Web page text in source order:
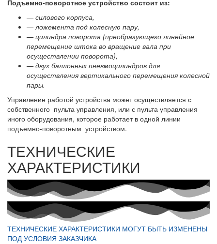
Подъемно-поворотное устройство состоит из:
— силового корпуса,
— ложемента под колесную пару,
— цилиндра поворота (преобразующего линейное
перемещение штока во вращение вала при
осуществлении поворота),
— двух баллонных пневмоцилиндров для
осуществления вертикального перемещения колесной
пары.
Управление работой устройства может осуществляется с
собственного пульта управления, или с пульта управления
иного оборудования, которое работает в одной линии
подъемно-поворотным устройством.
ТЕХНИЧЕСКИЕ
ХАРАКТЕРИСТИКИ
ТЕХНИЧЕСКИЕ ХАРАКТЕРИСТИКИ МОГУТ БЫТЬ ИЗМЕНЕНЫ
ПОД УСЛОВИЯ ЗАКАЗЧИКА